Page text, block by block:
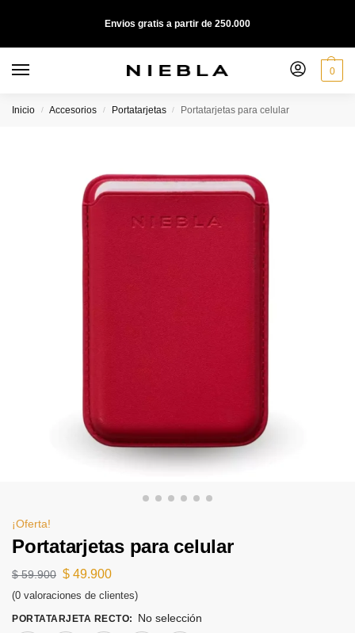
Envios gratis a partir de 250.000
0
Inicio / Accesorios / Portatarjetas / Portatarjetas para celular
¡Oferta!
Portatarjetas para celular
$59.900 $ 49.900
(0 valoraciones de clientes)
PORTATARJETA RECTO: No selección